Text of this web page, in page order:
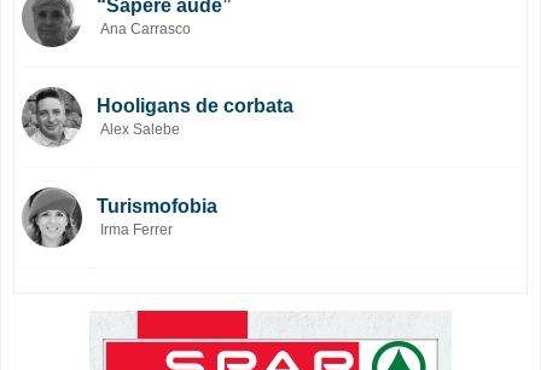
“Sapere aude”
Ana Carrasco
Hooligans de corbata
Alex Salebe
Turismofobia
Irma Ferrer